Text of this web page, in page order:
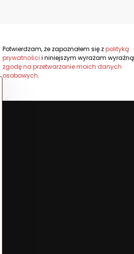
Potwierdzam, że zapoznałem się zpolityką
prywatności i niniejszym wyrażam wyraźną
zgodę na przetwarzanie moich danych
osobowych.